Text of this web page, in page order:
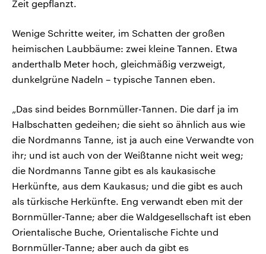
Zeit gepflanzt.
Wenige Schritte weiter, im Schatten der großen
heimischen Laubbäume: zwei kleine Tannen. Etwa
anderthalb Meter hoch, gleichmäßig verzweigt,
dunkelgrüne Nadeln – typische Tannen eben.
„Das sind beides Bornmüller-Tannen. Die darf ja im
Halbschatten gedeihen; die sieht so ähnlich aus wie
die Nordmanns Tanne, ist ja auch eine Verwandte von
ihr; und ist auch von der Weißtanne nicht weit weg;
die Nordmanns Tanne gibt es als kaukasische
Herkünfte, aus dem Kaukasus; und die gibt es auch
als türkische Herkünfte. Eng verwandt eben mit der
Bornmüller-Tanne; aber die Waldgesellschaft ist eben
Orientalische Buche, Orientalische Fichte und
Bornmüller-Tanne; aber auch da gibt es